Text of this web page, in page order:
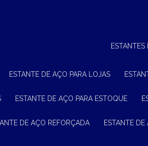
ESTANTE DE AÇO PARA LOJAS
ESTANTE DE AÇO PARA ESTOQUE
DE AÇO REFORÇADA ESTANTE